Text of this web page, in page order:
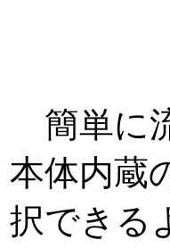
簡単に
本体内蔵
択できる